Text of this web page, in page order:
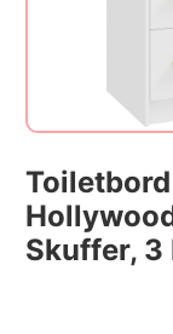
Toiletbord
Skuffer, 3